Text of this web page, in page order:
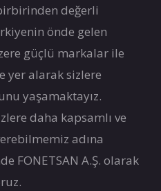
değerli
önde gelen
güçlü markalar ile
yer alarak sizlere
yaşamaktayız.
daha kapsamlı ve
adına
FONETSAN A.Ş. olarak